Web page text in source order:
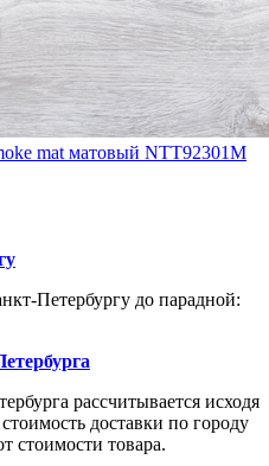
mat матовый NTT92301M
Петербургу до парадной:
рассчитывается исходя
доставки по городу
стоимости товара.